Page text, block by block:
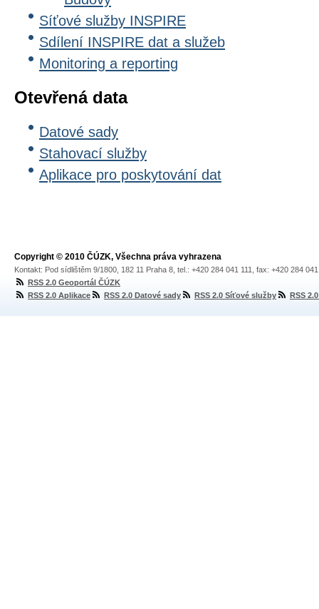
Síťové služby INSPIRE
Sdílení INSPIRE dat a služeb
Monitoring a reporting
Otevřená data
Datové sady
Stahovací služby
Aplikace pro poskytování dat
Copyright © 2010 ČÚZK, Všechna práva vyhrazena
Kontakt: Pod sídlištěm 9/1800, 182 11 Praha 8, tel.: +420 284 041 111, fax: +420 284
RSS 2.0 Geoportál ČÚZK
RSS 2.0 Aplikace
RSS 2.0 Datové sady RSS 2.0 Síťové služby RSS